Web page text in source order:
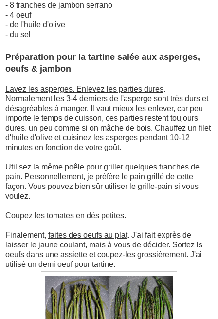
- 8 tranches de jambon serrano
- 4 oeuf
- de l'huile d'olive
- du sel
Préparation pour la tartine salée aux asperges,
oeufs & jambon
Lavez les asperges. Enlevez les parties dures.
Normalement les 3-4 derniers de l'asperge sont très durs et
désagréables à manger. Il vaut mieux les enlever, car peu
importe le temps de cuisson, ces parties restent toujours
dures, un peu comme si on mâche de bois. Chauffez un filet
d'huile d'olive etcuisinez les asperges pendant 10-12
minutes en fonction de votre goût.
Utilisez la même poêle pour griller quelques tranches de
pain. Personnellement, je préfère le pain grillé de cette
façon. Vous pouvez bien sûr utiliser le grille-pain si vous
voulez.
Coupez les tomates en dés petites.
Finalement, faites des oeufs au plat. J'ai fait exprès de
laisser le jaune coulant, mais à vous de décider. Sortez ls
oeufs dans une assiette et coupez-les grossièrement. J'ai
utilisé un demi oeuf pour tartine.